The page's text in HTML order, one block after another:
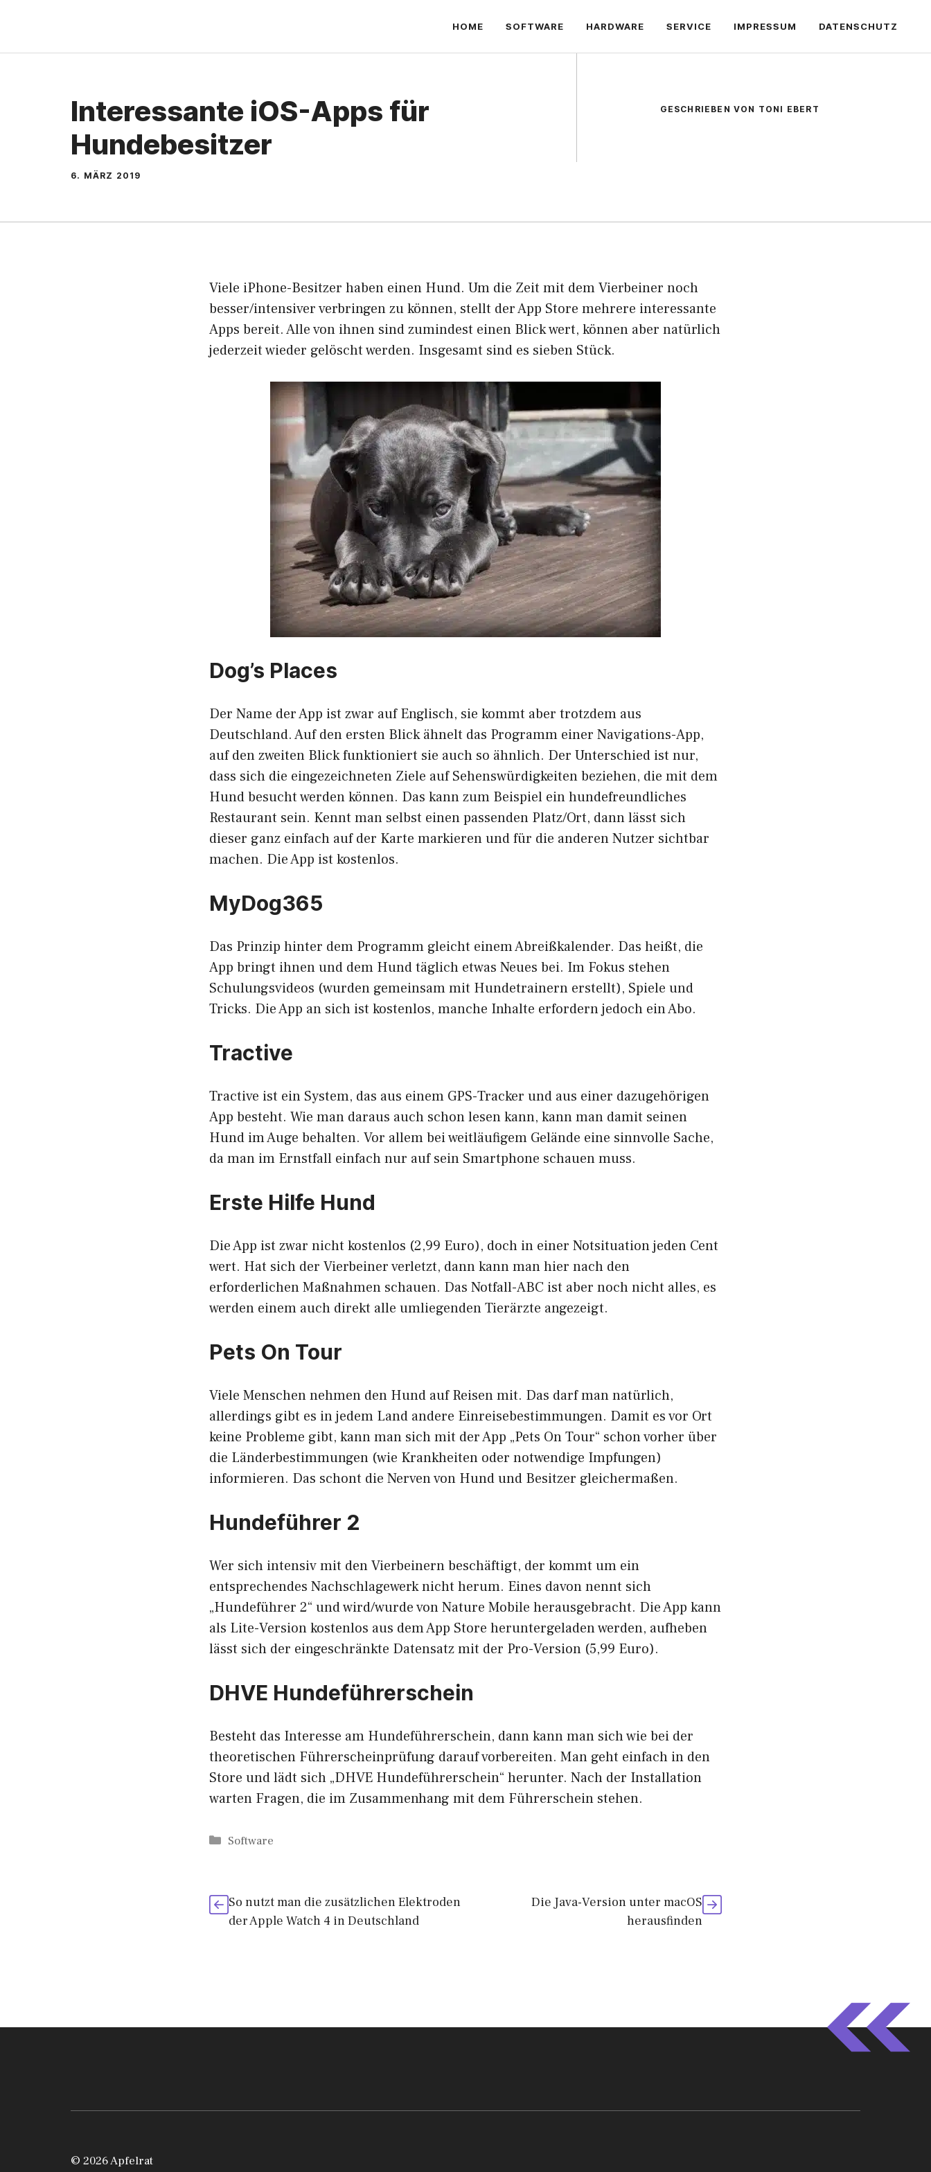
springen
HOME SOFTWARE HARDWARE SERVICE IMPRESSUM DATENSCHUTZ
Interessante iOS-Apps für
Hundebesitzer
6. MÄRZ 2019
GESCHRIEBEN VON TONI EBERT
Viele iPhone-Besitzer haben einen Hund. Um die Zeit mit dem Vierbeiner noch
besser/intensiver verbringen zu können, stellt der App Store mehrere interessante
Apps bereit. Alle von ihnen sind zumindest einen Blick wert, können aber natürlich
jederzeit wieder gelöscht werden. Insgesamt sind es sieben Stück.
Dog’s Places
Der Name der App ist zwar auf Englisch, sie kommt aber trotzdem aus
Deutschland. Auf den ersten Blick ähnelt das Programm einer Navigations-App,
auf den zweiten Blick funktioniert sie auch so ähnlich. Der Unterschied ist nur,
dass sich die eingezeichneten Ziele auf Sehenswürdigkeiten beziehen, die mit dem
Hund besucht werden können. Das kann zum Beispiel ein hundefreundliches
Restaurant sein. Kennt man selbst einen passenden Platz/Ort, dann lässt sich
dieser ganz einfach auf der Karte markieren und für die anderen Nutzer sichtbar
machen. Die App ist kostenlos.
MyDog365
Das Prinzip hinter dem Programm gleicht einem Abreißkalender. Das heißt, die
App bringt ihnen und dem Hund täglich etwas Neues bei. Im Fokus stehen
Schulungsvideos (wurden gemeinsam mit Hundetrainern erstellt), Spiele und
Tricks. Die App an sich ist kostenlos, manche Inhalte erfordern jedoch ein Abo.
Tractive
Tractive ist ein System, das aus einem GPS-Tracker und aus einer dazugehörigen
App besteht. Wie man daraus auch schon lesen kann, kann man damit seinen
Hund im Auge behalten. Vor allem bei weitläufigem Gelände eine sinnvolle Sache,
da man im Ernstfall einfach nur auf sein Smartphone schauen muss.
Erste Hilfe Hund
Die App ist zwar nicht kostenlos (2,99 Euro), doch in einer Notsituation jeden Cent
wert. Hat sich der Vierbeiner verletzt, dann kann man hier nach den
erforderlichen Maßnahmen schauen. Das Notfall-ABC ist aber noch nicht alles, es
werden einem auch direkt alle umliegenden Tierärzte angezeigt.
Pets On Tour
Viele Menschen nehmen den Hund auf Reisen mit. Das darf man natürlich,
allerdings gibt es in jedem Land andere Einreisebestimmungen. Damit es vor Ort
keine Probleme gibt, kann man sich mit der App „Pets On Tour“ schon vorher über
die Länderbestimmungen (wie Krankheiten oder notwendige Impfungen)
informieren. Das schont die Nerven von Hund und Besitzer gleichermaßen.
Hundeführer 2
Wer sich intensiv mit den Vierbeinern beschäftigt, der kommt um ein
entsprechendes Nachschlagewerk nicht herum. Eines davon nennt sich
„Hundeführer 2“ und wird/wurde von Nature Mobile herausgebracht. Die App kann
als Lite-Version kostenlos aus dem App Store heruntergeladen werden, aufheben
lässt sich der eingeschränkte Datensatz mit der Pro-Version (5,99 Euro).
DHVE Hundeführerschein
Besteht das Interesse am Hundeführerschein, dann kann man sich wie bei der
theoretischen Führerscheinprüfung darauf vorbereiten. Man geht einfach in den
Store und lädt sich „DHVE Hundeführerschein“ herunter. Nach der Installation
warten Fragen, die im Zusammenhang mit dem Führerschein stehen.
Kategorien
Software
So nutzt man die zusätzlichen Elektroden
der Apple Watch 4 in Deutschland
Die Java-Version unter macOS
herausfinden
© 2026 Apfelrat